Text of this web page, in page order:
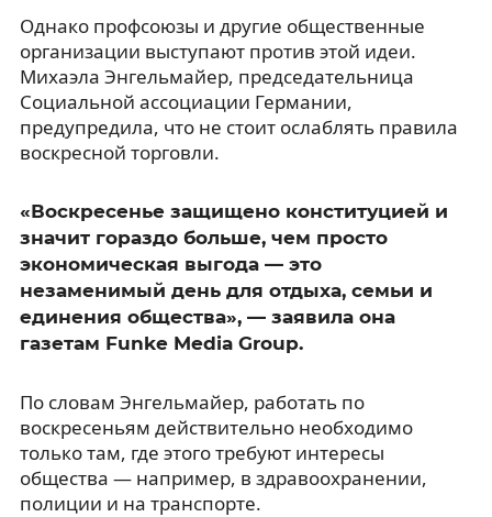
Однако профсоюзы и другие общественные
организации выступают против этой идеи.
Михаэла Энгельмайер, председательница
Социальной ассоциации Германии,
предупредила, что не стоит ослаблять правила
воскресной торговли.
«Воскресенье защищено конституцией и
значит гораздо больше, чем просто
экономическая выгода — это
незаменимый день для отдыха, семьи и
единения общества», — заявила она
газетам Funke Media Group.
По словам Энгельмайер, работать по
воскресеньям действительно необходимо
только там, где этого требуют интересы
общества — например, в здравоохранении,
полиции и на транспорте.